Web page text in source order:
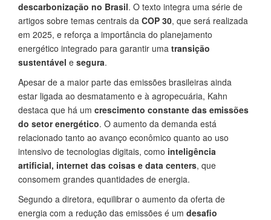
descarbonização no Brasil. O texto integra uma série de
artigos sobre temas centrais da COP 30, que será realizada
em 2025, e reforça a importância do planejamento
energético integrado para garantir uma transição
sustentável e segura.
Apesar de a maior parte das emissões brasileiras ainda
estar ligada ao desmatamento e à agropecuária, Kahn
destaca que há um crescimento constante das emissões
do setor energético. O aumento da demanda está
relacionado tanto ao avanço econômico quanto ao uso
intensivo de tecnologias digitais, como inteligência
artificial, internet das coisas e data centers, que
consomem grandes quantidades de energia.
Segundo a diretora, equilibrar o aumento da oferta de
energia com a redução das emissões é um desafio